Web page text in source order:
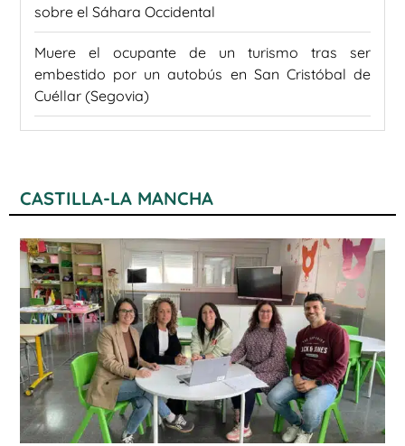
sobre el Sáhara Occidental
Muere el ocupante de un turismo tras ser
embestido por un autobús en San Cristóbal de
Cuéllar (Segovia)
CASTILLA-LA MANCHA